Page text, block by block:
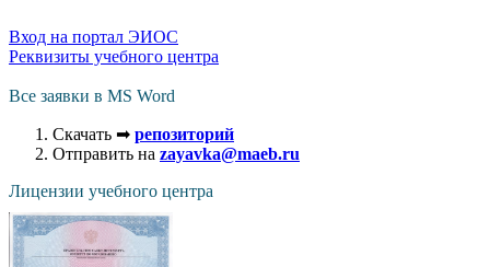
Вход на портал ЭИОС
Реквизиты учебного центра
Все заявки в MS Word
Скачать ➡ репозиторий
Отправить на zayavka@maeb.ru
Лицензии учебного центра